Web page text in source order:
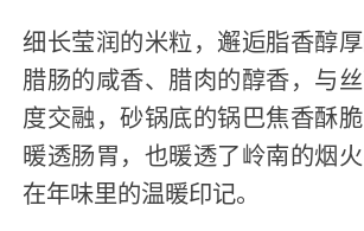
细长莹润的米粒，邂逅脂香醇厚
腊肠的咸香、腊肉的醇香，与
度交融，砂锅底的锅巴焦香酥脆
暖透肠胃，也暖透了岭南的烟
在年味里的温暖印记。